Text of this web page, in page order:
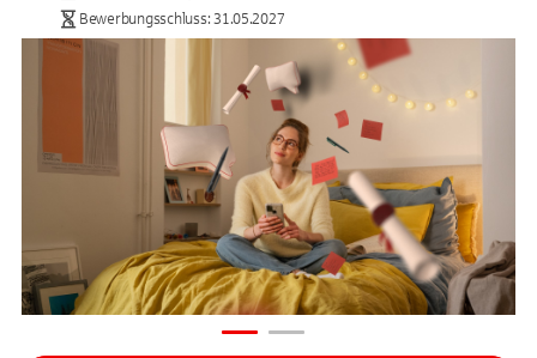
Bewerbungsschluss: 31.05.2027